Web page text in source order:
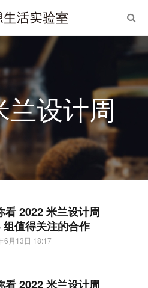
兰设计周
看 2022 米兰设计周
组值得关注的合作
6月13日 18:17
看 2022 米兰设计周